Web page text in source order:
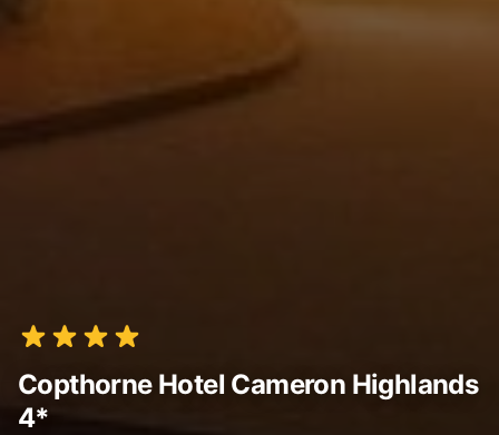
Copthorne Hotel Cameron Highlands
4*